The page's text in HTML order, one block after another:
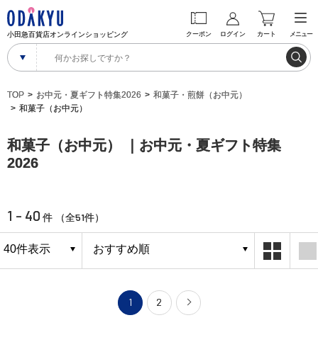
小田急百貨店オンラインショッピング クーポン ログイン カート メニュー
TOP お中元・夏ギフト特集2026
和菓子・煎餅（お中元）
和菓子（お中元）
和菓子（お中元） ｜お中元・夏ギフト特集
2026
1 - 40 件 （全51件）
1 2